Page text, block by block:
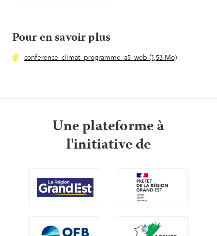
Pour en savoir plus
conference-climat-programme-a5-web (1,53 Mo)
Une plateforme à
l'initiative de